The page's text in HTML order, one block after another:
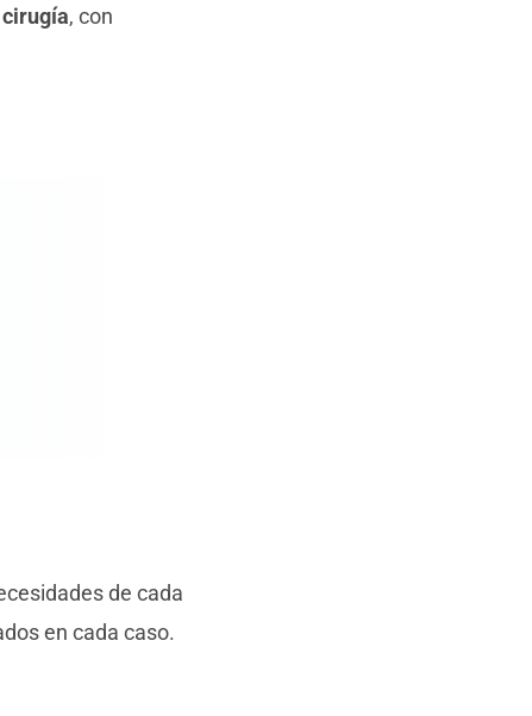
, con
de cada
en cada caso.